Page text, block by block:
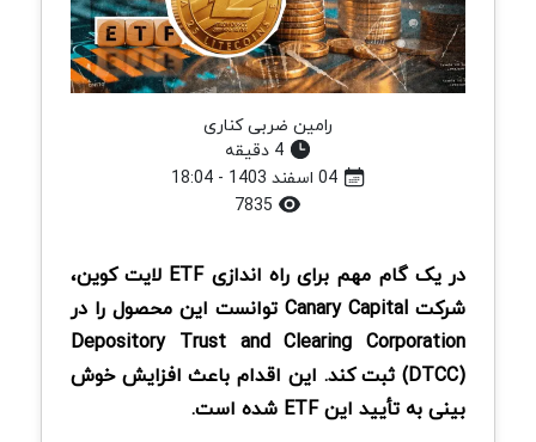
رامین ضربی کناری
4 دقیقه
04 اسفند 1403 - 18:04
در یک گام مهم برای راه‌ اندازی ETF لایت کوین،
شرکت Canary Capital توانست این محصول را در
Depository Trust and Clearing Corporation
(DTCC) ثبت کند. این اقدام باعث افزایش خوش‌
بینی به تأیید اینETF شده است.